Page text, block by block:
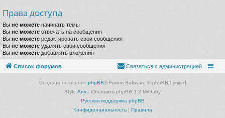
Права доступа
Вы не можете начинать темы
Вы не можете отвечать на сообщения
Вы не можете редактировать свои сообщения
Вы не можете удалять свои сообщения
Вы не можете добавлять вложения
Список форумов Связаться с администрацией
Создано на основе phpBB® Forum Software © phpBB Limited
Style Arty - Обновить phpBB 3.2 MrGaby
Русская поддержка phpBB
Конфиденциальность| Правила